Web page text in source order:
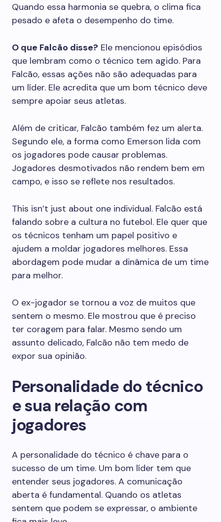
Quando essa harmonia se quebra, o clima fica
pesado e afeta o desempenho do time.
O que Falcão disse? Ele mencionou episódios
que lembram como o técnico tem agido. Para
Falcão, essas ações não são adequadas para
um líder. Ele acredita que um bom técnico deve
sempre apoiar seus atletas.
Além de criticar, Falcão também fez um alerta.
Segundo ele, a forma como Emerson lida com
os jogadores pode causar problemas.
Jogadores desmotivados não rendem bem em
campo, e isso se reflete nos resultados.
This isn’t just about one individual. Falcão está
falando sobre a cultura no futebol. Ele quer que
os técnicos tenham um papel positivo e
ajudem a moldar jogadores melhores. Essa
abordagem pode mudar a dinâmica de um time
para melhor.
O ex-jogador se tornou a voz de muitos que
sentem o mesmo. Ele mostrou que é preciso
ter coragem para falar. Mesmo sendo um
assunto delicado, Falcão não tem medo de
expor sua opinião.
Personalidade do técnico
e sua relação com
jogadores
A personalidade do técnico é chave para o
sucesso de um time. Um bom líder tem que
entender seus jogadores. A comunicação
aberta é fundamental. Quando os atletas
sentem que podem se expressar, o ambiente